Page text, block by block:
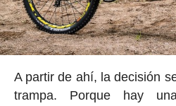
A partir de ahí, la decisión
trampa. Porque hay